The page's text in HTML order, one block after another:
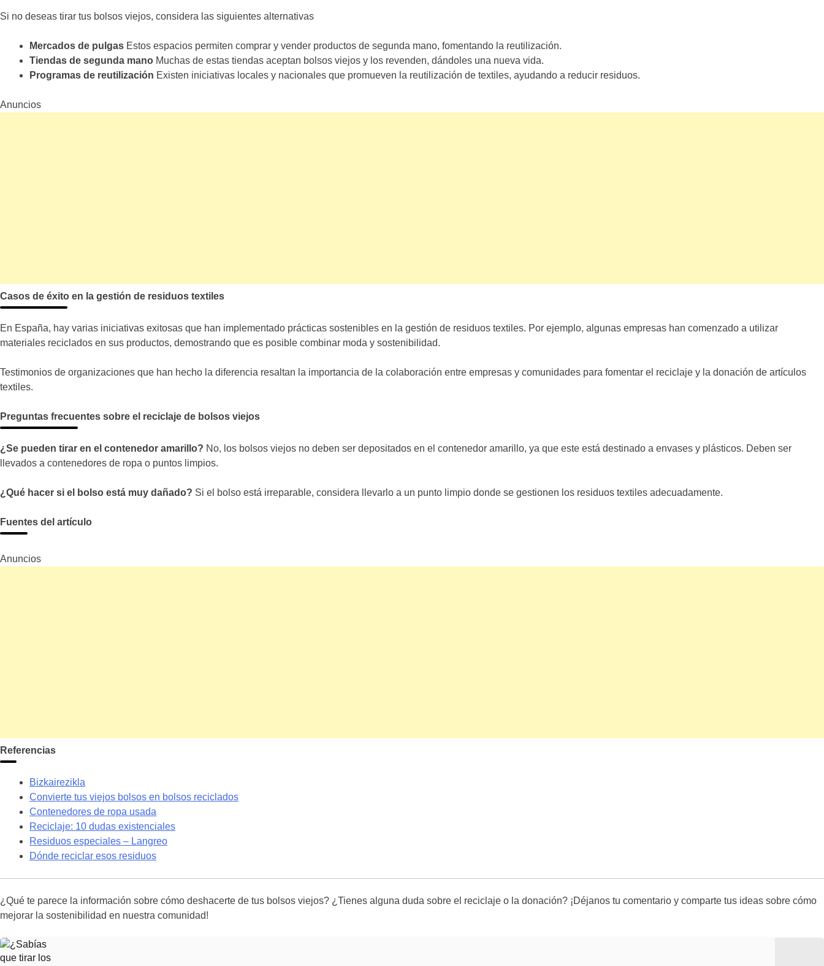
Si no deseas tirar tus bolsos viejos, considera las siguientes alternativas
Mercados de pulgas Estos espacios permiten comprar y vender productos de segunda mano, fomentando la reutilización.
Tiendas de segunda mano Muchas de estas tiendas aceptan bolsos viejos y los revenden, dándoles una nueva vida.
Programas de reutilización Existen iniciativas locales y nacionales que promueven la reutilización de textiles, ayudando a reducir residuos.
Anuncios
Casos de éxito en la gestión de residuos textiles
En España, hay varias iniciativas exitosas que han implementado prácticas sostenibles en la gestión de residuos textiles. Por ejemplo, algunas empresas han comenzado a utilizar
materiales reciclados en sus productos, demostrando que es posible combinar moda y sostenibilidad.
Testimonios de organizaciones que han hecho la diferencia resaltan la importancia de la colaboración entre empresas y comunidades para fomentar el reciclaje y la donación de artículos
textiles.
Preguntas frecuentes sobre el reciclaje de bolsos viejos
¿Se pueden tirar en el contenedor amarillo? No, los bolsos viejos no deben ser depositados en el contenedor amarillo, ya que este está destinado a envases y plásticos. Deben ser
llevados a contenedores de ropa o puntos limpios.
¿Qué hacer si el bolso está muy dañado? Si el bolso está irreparable, considera llevarlo a un punto limpio donde se gestionen los residuos textiles adecuadamente.
Fuentes del artículo
Anuncios
Referencias
Bizkairezikla
Convierte tus viejos bolsos en bolsos reciclados
Contenedores de ropa usada
Reciclaje: 10 dudas existenciales
Residuos especiales – Langreo
Dónde reciclar esos residuos
¿Qué te parece la información sobre cómo deshacerte de tus bolsos viejos? ¿Tienes alguna duda sobre el reciclaje o la donación? ¡Déjanos tu comentario y comparte tus ideas sobre cómo
mejorar la sostenibilidad en nuestra comunidad!